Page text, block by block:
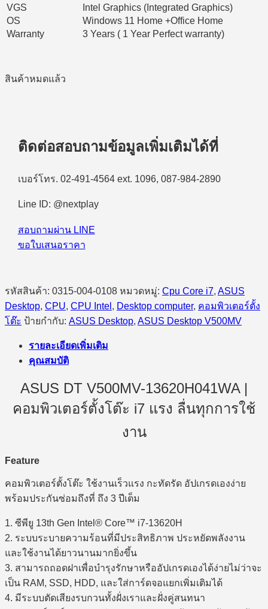
VGS
Intel Graphics (Integrated Graphics)
OS
Windows 11 Home +Office Home
Warranty
3 Years ( 1 Year Perfect warranty)
สินค้าหมดแล้ว
ติดต่อสอบถามข้อมูลเพิ่มเติมได้ที่
เบอร์โทร. 02-491-4564 ext. 1096, 087-984-2890
Line ID: @nextplay
สอบถามผ่าน LINE
ขอใบเสนอราคา
รหัสสินค้า: 0315-004-0108 หมวดหมู่: Cpu Core i7, ASUS
Desktop, CPU, CPU Intel , Desktop computer, คอมพิวเตอร์ตั้ง
โต๊ะ ป้ายกำกับ: ASUS Desktop, ASUS Desktop V500MV
รายละเอียดเพิ่มเติม
คุณสมบัติ
ASUS DT V500MV-13620H041WA |
คอมพิวเตอร์ตั้งโต๊ะ i7 แรง ลื่นทุกการใช้
งาน
Feature
คอมพิวเตอร์ตั้งโต๊ะ ใช้งานเร็วแรง กะทัดรัด อัปเกรดเองง่าย
พร้อมประกันซ่อมถึงที่ ถึง 3 ปีเต็ม
1. ซีพียู 13th Gen Intel® Core™ i7-13620H
2. ระบบระบายความร้อนที่มีประสิทธิภาพ ประหยัดพลังงาน
และใช้งานได้ยาวนานมากยิ่งขึ้น
3. สามารถถอดฝาเพื่อบำรุงรักษาหรืออัปเกรดเองได้ง่ายไม่ว่าจะ
เป็น RAM, SSD, HDD, และใส่การ์ดจอแยกเพิ่มเติมได้
4. มีระบบตัดเสียงรบกวนทั้งฝั่งเราและฝั่งคู่สนทนา